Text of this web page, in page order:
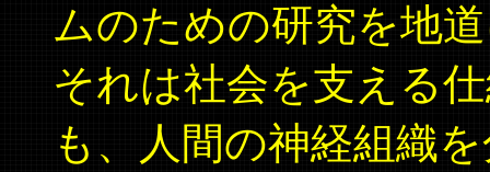
ムのための研究を地
それは社会を支える
も、人間の神経組織